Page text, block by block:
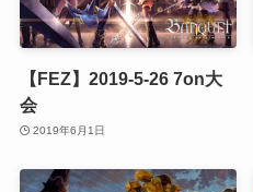
【FEZ】2019-5-26 7on大
会
2019年6月1日